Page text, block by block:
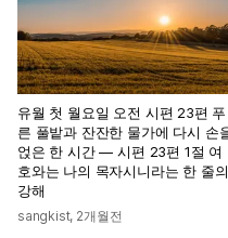
유월 첫 월요일 오전 시편 23편 푸
른 풀밭과 잔잔한 물가에 다시 손
얹은 한 시간 — 시편 23편 1절 여
호와는 나의 목자시니라는 한 줄의
강해
sangkist, 2개월전